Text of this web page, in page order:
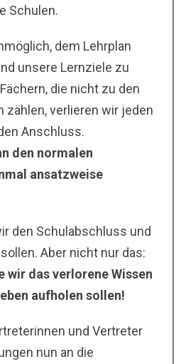
Schulen.
dem Lehrplan
unsere Lernziele zu
die nicht zu den
zählen, verlieren wir jeden
Anschluss.
den normalen
ansatzweise
den Schulabschluss und
Aber nicht nur das:
wir das verlorene Wissen
aufholen sollen!
und Vertreter
nun an die